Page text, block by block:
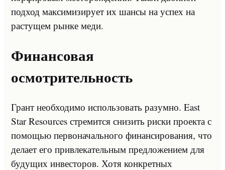
подход максимизирует их шансы на успех на
растущем рынке меди.
Финансовая
осмотрительность
Грант необходимо использовать разумно. East
Star Resources стремится снизить риски проекта с
помощью первоначального финансирования, что
делает его привлекательным предложением для
будущих инвесторов. Хотя конкретных